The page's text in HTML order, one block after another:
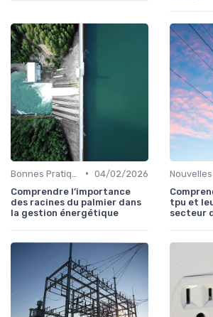
• 04/02/2026
Comprendre l’importance
des racines du palmier dans
la gestion énergétique
tpu et
secteur